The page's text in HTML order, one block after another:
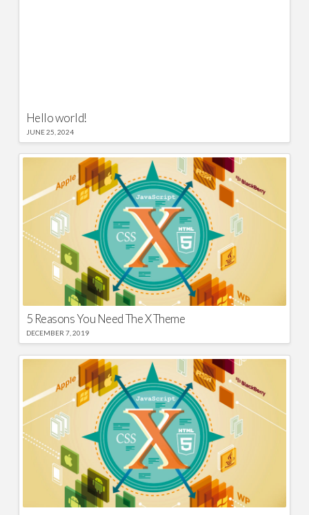
Hello world!
JUNE 25, 2024
5 Reasons You Need The X Theme
DECEMBER 7, 2019